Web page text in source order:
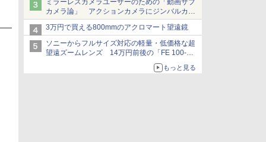
ミラーレスカメラユーザーのための「動画サブ
カメラ論」 アクションカメラにジンバルカメ
ラ……その実質的な違いは？
3万円で買える800mmのアクロマート望遠鏡
ソニーからフルサイズ対応の軽量・低価格な超
望遠ズームレンズ 14万円前後の「FE 100-
もっと見る